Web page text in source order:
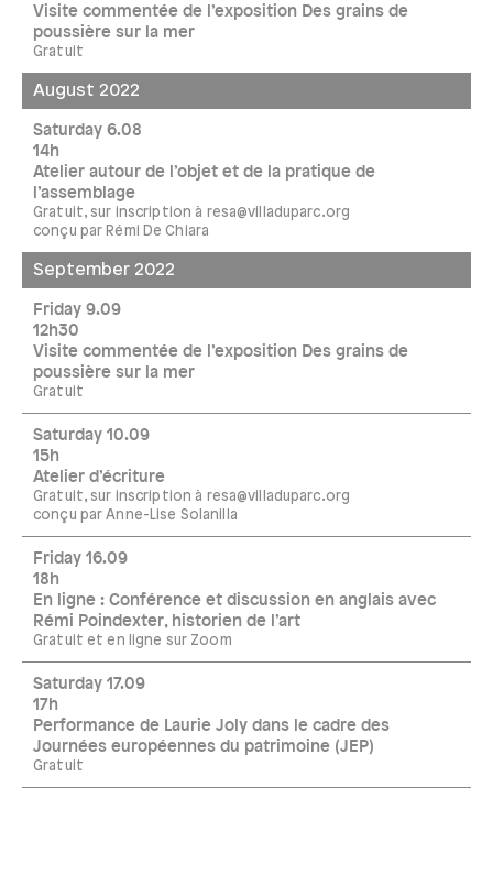
Visite commentée de l’exposition Des grains de
poussière sur la mer
Gratuit
August 2022
Saturday 6.08
14h
Atelier autour de l’objet et de la pratique de
l’assemblage
Gratuit, sur inscription à resa@villaduparc.org
conçu par Rémi De Chiara
September 2022
Friday 9.09
12h30
Visite commentée de l’exposition Des grains de
poussière sur la mer
Gratuit
Saturday 10.09
15h
Atelier d’écriture
Gratuit, sur inscription à resa@villaduparc.org
conçu par Anne-Lise Solanilla
Friday 16.09
18h
En ligne : Conférence et discussion en anglais avec
Rémi Poindexter, historien de l’art
Gratuit et en ligne sur Zoom
Saturday 17.09
17h
Performance de Laurie Joly dans le cadre des
Journées européennes du patrimoine (JEP)
Gratuit